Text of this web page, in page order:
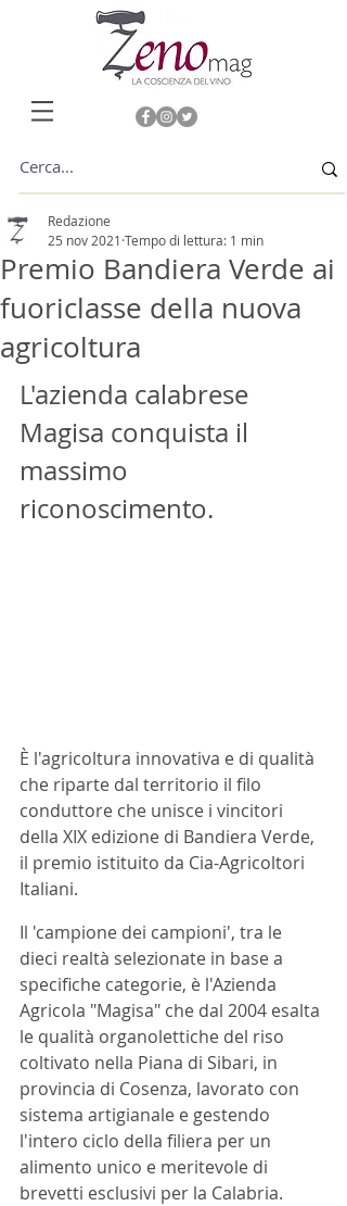
Premio Bandiera Verde ai
fuoriclasse della nuova
agricoltura
Redazione
25 nov 2021 Tempo di lettura: 1 min
L'azienda calabrese
Magisa conquista il
massimo
riconoscimento.
È l'agricoltura innovativa e di qualità
che riparte dal territorio il filo
conduttore che unisce i vincitori
della XIX edizione di Bandiera Verde,
il premio istituito da Cia-Agricoltori
Italiani.
Il 'campione dei campioni', tra le
dieci realtà selezionate in base a
specifiche categorie, è l'Azienda
Agricola "Magisa" che dal 2004 esalta
le qualità organolettiche del riso
coltivato nella Piana di Sibari, in
provincia di Cosenza, lavorato con
sistema artigianale e gestendo
l'intero ciclo della filiera per un
alimento unico e meritevole di
brevetti esclusivi per la Calabria.